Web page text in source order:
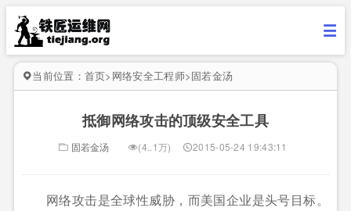
当前位置： 首页> 网络安全工程师>固若金汤
抵御网络攻击的顶级安全工具
固若金汤 (4..1万) 2015-05-24 19:43:11
网络攻击是全球性威胁，而美国企业是头号目标。